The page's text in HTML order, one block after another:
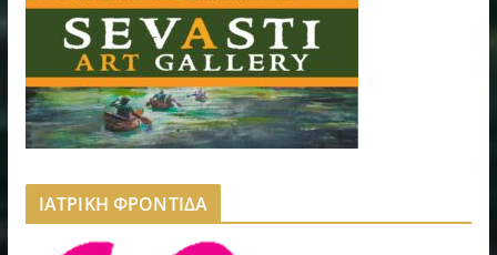
ΙΑΤΡΙΚΗ ΦΡΟΝΤΙΔΑ